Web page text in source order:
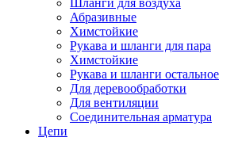
Шланги для воздуха
Абразивные
Химстойкие
Рукава и шланги для пара
Химстойкие
Рукава и шланги остальное
Для деревообработки
Для вентиляции
Соединительная арматура
Цепи